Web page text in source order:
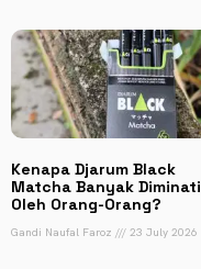
Kenapa Djarum Black
Matcha Banyak Diminati
Oleh Orang-Orang?
Gandi Naufal Faroz 23 July 2026